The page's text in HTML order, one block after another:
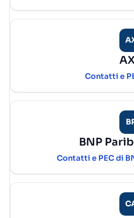
Contatti e
BNP
Contatti e PEC di